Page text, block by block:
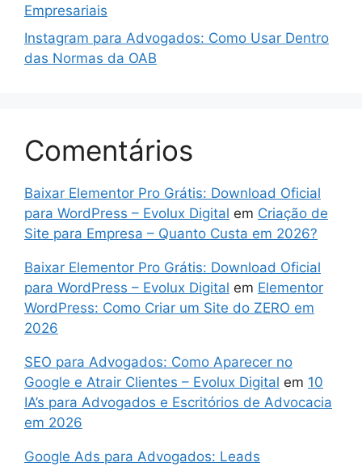
Empresariais
Instagram para Advogados: Como Usar Dentro
das Normas da OAB
Comentários
Baixar Elementor Pro Grátis: Download Oficial
para WordPress – Evolux Digital em Criação de
Site para Empresa – Quanto Custa em 2026?
Baixar Elementor Pro Grátis: Download Oficial
para WordPress – Evolux Digital em Elementor
WordPress: Como Criar um Site do ZERO em
2026
SEO para Advogados: Como Aparecer no
Google e Atrair Clientes – Evolux Digital em 10
IA’s para Advogados e Escritórios de Advocacia
em 2026
Google Ads para Advogados: Leads